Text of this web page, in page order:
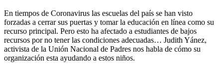
En tiempos de Coronavirus las escuelas del país se han visto
forzadas a cerrar sus puertas y tomar la educación en línea como su
recurso principal. Pero esto ha afectado a estudiantes de bajos
recursos por no tener las condiciones adecuadas… Judith Yánez,
activista de la Unión Nacional de Padres nos habla de cómo su
organización esta ayudando a estos niños.